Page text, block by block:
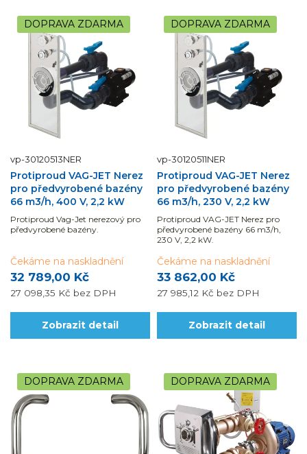
DOPRAVA ZDARMA
vp-30120513NER
Protiproud VAG-JET Nerez
pro předvyrobené bazény
66 m3/h, 400 V, 2,2 kW
Protiproud Vag-Jet nerezový pro
předvyrobené bazény.
32 789,00 Kč
27 098,35 Kč bez DPH
Čekáme na naskladnění
Zobrazit detail
DOPRAVA ZDARMA
vp-30120511NER
Protiproud VAG-JET Nerez
pro předvyrobené bazény
66 m3/h, 230 V, 2,2 kW
Protiproud VAG-JET Nerez pro
předvyrobené bazény 66 m3/h,
230 V, 2,2 kW.
33 862,00 Kč
27 985,12 Kč bez DPH
Čekáme na naskladnění
Zobrazit detail
DOPRAVA ZDARMA DOPRAVA ZDARMA